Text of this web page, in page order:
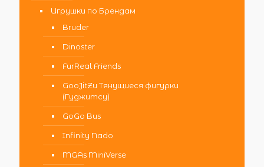
Игрушки по Брендам
Bruder
Dinoster
FurReal Friends
GooJitZu Тянущиеся фигурки
(Гуджитсу)
GoGo Bus
Infinity Nado
MGAs MiniVerse